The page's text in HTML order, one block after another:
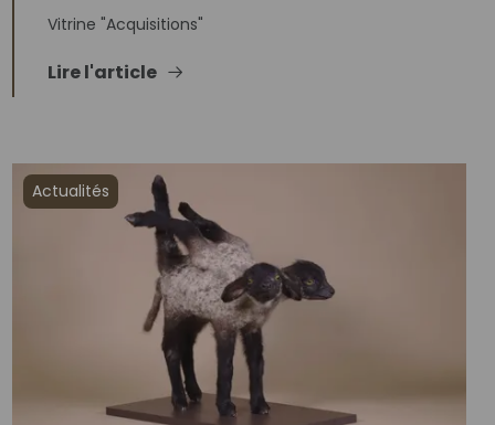
Vitrine "Acquisitions"
Lire l'article
Actualités